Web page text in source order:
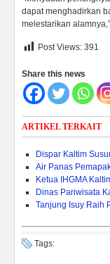
dapat menghadirkan
melestarikan
Post Views: 391
Share this news
ARTIKEL TERKAIT
Dispar Kaltim
Air Panas
Ketua IHGMA
Dinas Pariwisata
Tanjung Isuy Raih
Tags: